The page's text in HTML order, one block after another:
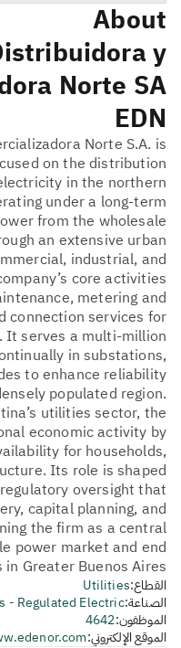
About
y
Norte SA
EDN
Norte S.A. is
on the distribution
in the northern
under a long-term
from the wholesale
an extensive urban
industrial, and
core activities
metering and
connection services for
It serves a multi‑million
in substations,
to enhance reliability
populated region.
utilities sector, the
economic activity by
for households,
Its role is shaped
oversight that
capital planning, and
the firm as a central
power market and end
in Greater Buenos Aires.
القطاع:Utilities
الصناعة:- Regulated Electric
الموظفون:4642
الموقع الإلكتروني: